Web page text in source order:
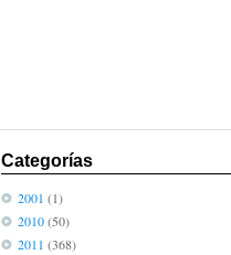
Categorías
2001 (1)
2010(50)
2011 (368)